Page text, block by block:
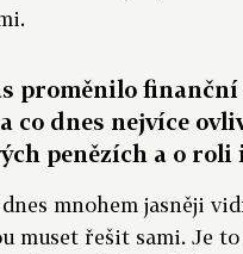
proměnilo finanční
co dnes nejvíce
penězích a o roli
mnohem jasněji
muset řešit sami. Je